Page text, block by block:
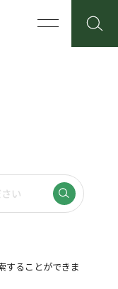
することができま